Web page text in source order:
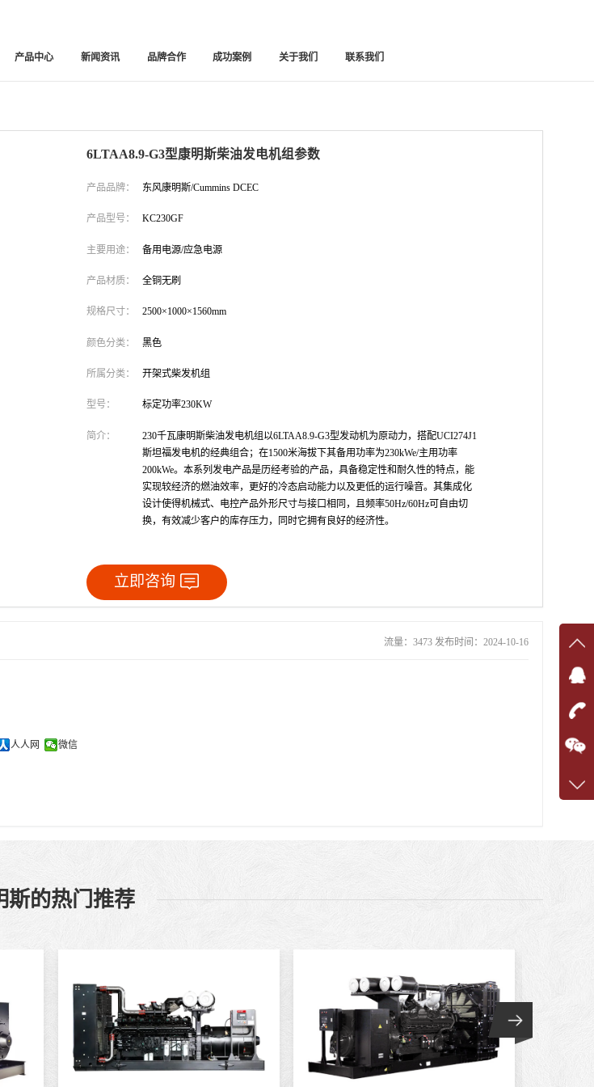
产品中心 新闻资讯 品牌合作 成功案例 关于我们 联系我们
6LTAA8.9-G3型康明斯柴油发电机组参数
产品品牌： 东风康明斯/Cummins DCEC
产品型号： KC230GF
主要用途： 备用电源/应急电源
产品材质： 全铜无刷
规格尺寸： 2500×1000×1560mm
颜色分类： 黑色
所属分类： 开架式柴发机组
型号： 标定功率230KW
简介：
230千瓦康明斯柴油发电机组以6LTAA8.9-G3型发动机为原动力，搭配UCI274J1
斯坦福发电机的经典组合；在1500米海拔下其备用功率为230kWe/主用功率
200kWe。本系列发电产品是历经考验的产品，具备稳定性和耐久性的特点，能
实现较经济的燃油效率，更好的冷态启动能力以及更低的运行噪音。其集成化
设计使得机械式、电控产品外形尺寸与接口相同，且频率50Hz/60Hz可自由切
换，有效减少客户的库存压力，同时它拥有良好的经济性。
立即咨询
流量：3473 发布时间：2024-10-16
人人网 微信
斯的热门推荐
在线
在
咨询
客服